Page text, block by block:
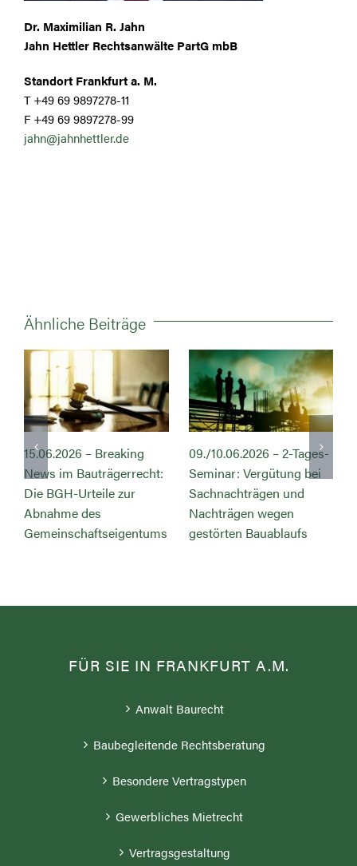
Dr. Maximilian R. Jahn
Jahn Hettler Rechtsanwälte PartG mbB
Standort Frankfurt a. M.
T +49 69 9897278-11
F +49 69 9897278-99
jahn@jahnhettler.de
Ähnliche Beiträge
15.06.2026 – Breaking
News im Bauträgerrecht:
Die BGH-Urteile zur
Abnahme des
Gemeinschaftseigentums
09./10.06.2026 – 2-Tages-
Seminar: Vergütung bei
Sachnachträgen und
Nachträgen wegen
gestörten Bauablaufs
FÜR SIE IN FRANKFURT A.M.
Anwalt Baurecht
Baubegleitende Rechtsberatung
Besondere Vertragstypen
Gewerbliches Mietrecht
Vertragsgestaltung